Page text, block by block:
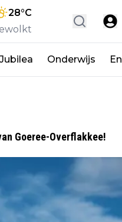
28°C
Jubilea Onderwijs
Goeree-Overflakkee!